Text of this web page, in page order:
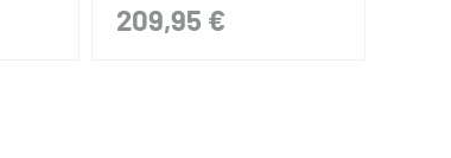
209,95 €